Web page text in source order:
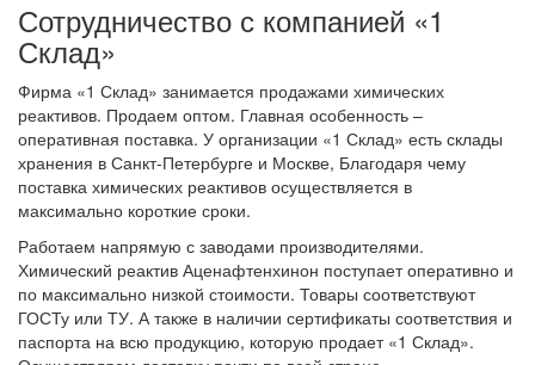
Сотрудничество с компанией «1
Склад»
Фирма «1 Склад» занимается продажами химических
реактивов. Продаем оптом. Главная особенность –
оперативная поставка. У организации «1 Склад» есть склады
хранения в Санкт-Петербурге и Москве, Благодаря чему
поставка химических реактивов осуществляется в
максимально короткие сроки.
Работаем напрямую с заводами производителями.
Химический реактив Аценафтенхинон поступает оперативно и
по максимально низкой стоимости. Товары соответствуют
ГОСТу или ТУ. А также в наличии сертификаты соответствия и
паспорта на всю продукцию, которую продает «1 Склад».